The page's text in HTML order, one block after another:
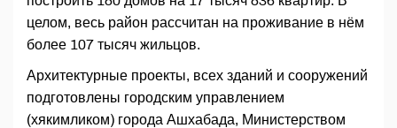
целом, весь район рассчитан на проживание в нём
более 107 тысяч жильцов.
Архитектурные проекты, всех зданий и сооружений
подготовлены городским управлением
(хякимликом) города Ашхабада, Министерством